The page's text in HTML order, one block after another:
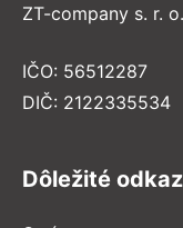
ZT-company s. r. o.
IČO: 56512287
DIČ: 2122335534
Dôležité